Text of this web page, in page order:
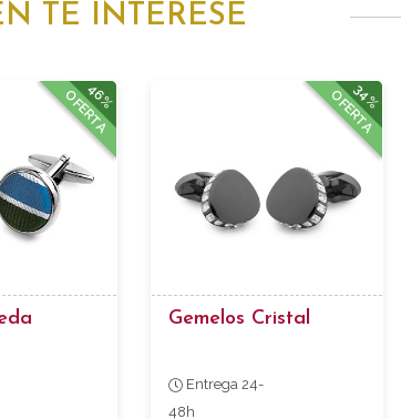
TE INTERESE
46%
OFERTA 34%
OFERTA
Gemelos Cristal
Entrega 24-
48h